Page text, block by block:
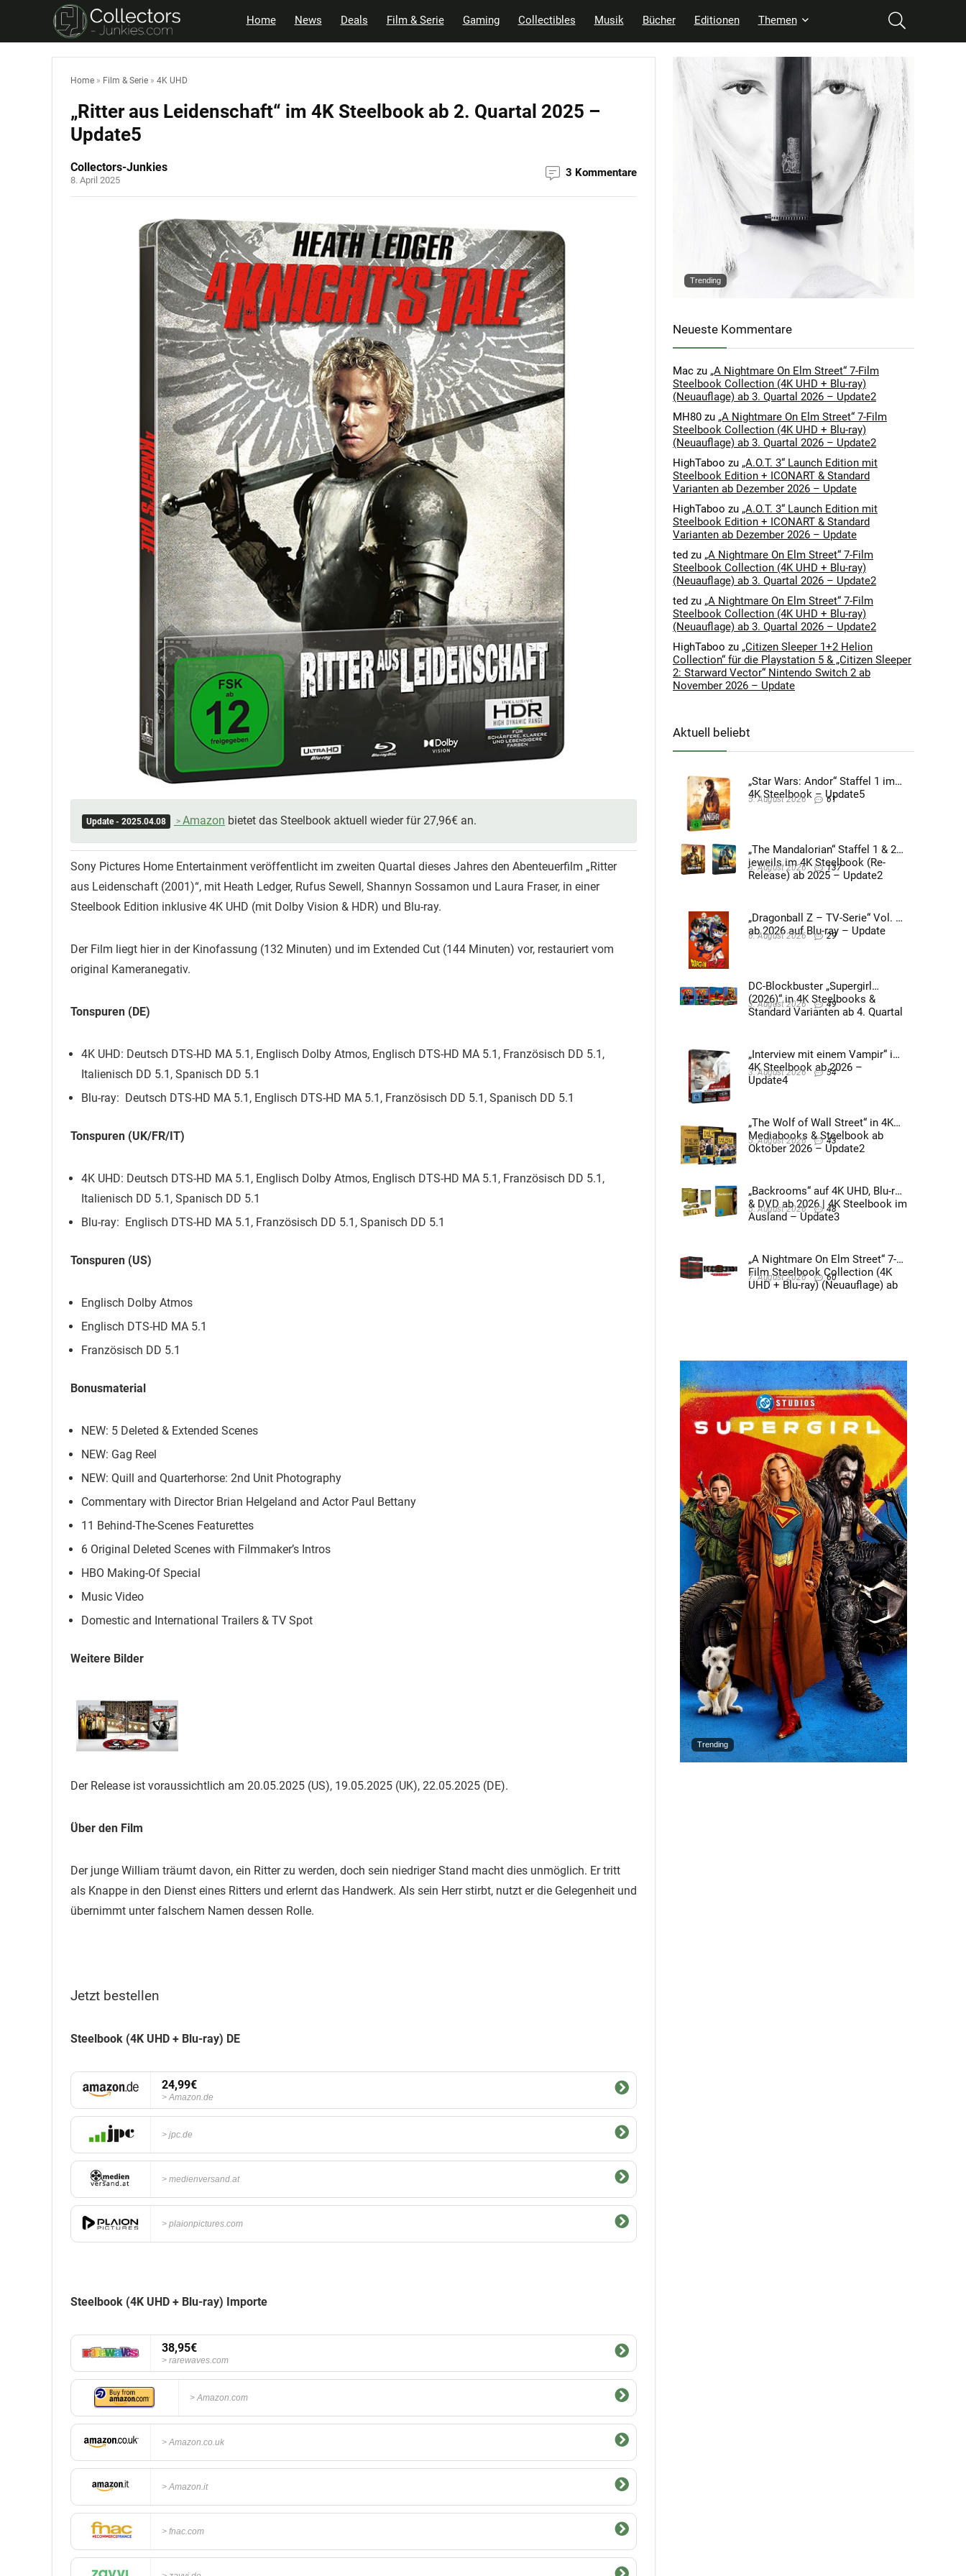
Home News Deals Film & Serie Gaming Collectibles Musik Bücher Editionen Themen
Home » Film & Serie » 4K UHD
„Ritter aus Leidenschaft“ im 4K Steelbook ab 2. Quartal 2025 –
Update5
Collectors-Junkies
8. April 2025
3 Kommentare
Update - 2025.04.08 Amazon bietet das Steelbook aktuell wieder für 27,96€ an.
Sony Pictures Home Entertainment veröffentlicht im zweiten Quartal dieses Jahres den Abenteuerfilm „Ritter
aus Leidenschaft (2001)“, mit Heath Ledger, Rufus Sewell, Shannyn Sossamon und Laura Fraser, in einer
Steelbook Edition inklusive 4K UHD (mit Dolby Vision & HDR) und Blu-ray.
Der Film liegt hier in der Kinofassung (132 Minuten) und im Extended Cut (144 Minuten) vor, restauriert vom
original Kameranegativ.
Tonspuren (DE)
4K UHD: Deutsch DTS-HD MA 5.1, Englisch Dolby Atmos, Englisch DTS-HD MA 5.1, Französisch DD 5.1,
Italienisch DD 5.1, Spanisch DD 5.1
Blu-ray: Deutsch DTS-HD MA 5.1, Englisch DTS-HD MA 5.1, Französisch DD 5.1, Spanisch DD 5.1
Tonspuren (UK/FR/IT)
4K UHD: Deutsch DTS-HD MA 5.1, Englisch Dolby Atmos, Englisch DTS-HD MA 5.1, Französisch DD 5.1,
Italienisch DD 5.1, Spanisch DD 5.1
Blu-ray: Englisch DTS-HD MA 5.1, Französisch DD 5.1, Spanisch DD 5.1
Tonspuren (US)
Englisch Dolby Atmos
Englisch DTS-HD MA 5.1
Französisch DD 5.1
Bonusmaterial
NEW: 5 Deleted & Extended Scenes
NEW: Gag Reel
NEW: Quill and Quarterhorse: 2nd Unit Photography
Commentary with Director Brian Helgeland and Actor Paul Bettany
11 Behind-The-Scenes Featurettes
6 Original Deleted Scenes with Filmmaker’s Intros
HBO Making-Of Special
Music Video
Domestic and International Trailers & TV Spot
Weitere Bilder
Der Release ist voraussichtlich am 20.05.2025 (US), 19.05.2025 (UK), 22.05.2025 (DE).
Über den Film
Der junge William träumt davon, ein Ritter zu werden, doch sein niedriger Stand macht dies unmöglich. Er tritt
als Knappe in den Dienst eines Ritters und erlernt das Handwerk. Als sein Herr stirbt, nutzt er die Gelegenheit und
übernimmt unter falschem Namen dessen Rolle.
Jetzt bestellen
Steelbook (4K UHD + Blu-ray) DE
24,99€
Amazon.de
jpc.de
medienversand.at
plaionpictures.com
Steelbook (4K UHD + Blu-ray) Importe
38,95€
rarewaves.com
Amazon.com
Amazon.co.uk
Amazon.it
fnac.com
Trending
Neueste Kommentare
Mac zu „A Nightmare On Elm Street“ 7-Film
Steelbook Collection (4K UHD + Blu-ray)
(Neuauflage) ab 3. Quartal 2026 – Update2
MH80 zu „A Nightmare On Elm Street“ 7-Film
Steelbook Collection (4K UHD + Blu-ray)
(Neuauflage) ab 3. Quartal 2026 – Update2
HighTaboo zu „A.O.T. 3“ Launch Edition mit
Steelbook Edition + ICONART & Standard
Varianten ab Dezember 2026 – Update
HighTaboo zu „A.O.T. 3“ Launch Edition mit
Steelbook Edition + ICONART & Standard
Varianten ab Dezember 2026 – Update
ted zu „A Nightmare On Elm Street“ 7-Film
Steelbook Collection (4K UHD + Blu-ray)
(Neuauflage) ab 3. Quartal 2026 – Update2
ted zu „A Nightmare On Elm Street“ 7-Film
Steelbook Collection (4K UHD + Blu-ray)
(Neuauflage) ab 3. Quartal 2026 – Update2
HighTaboo zu „Citizen Sleeper 1+2 Helion
Collection“ für die Playstation 5 & „Citizen Sleeper
2: Starward Vector“ Nintendo Switch 2 ab
November 2026 – Update
Aktuell beliebt
„Star Wars: Andor“ Staffel 1 im
4K Steelbook – Update5
5. August 2026 61
„The Mandalorian“ Staffel 1 & 2
jeweils im 4K Steelbook (Re-
Release) ab 2025 – Update2
5. August 2026 137
„Dragonball Z – TV-Serie“ Vol. 4
ab 2026 auf Blu-ray – Update
6. August 2026 29
DC-Blockbuster „Supergirl
(2026)“ in 4K Steelbooks &
Standard Varianten ab 4. Quartal
3. August 2026 49
„Interview mit einem Vampir“ im
4K Steelbook ab 2026 –
Update4
3. August 2026 54
„The Wolf of Wall Street“ in 4K
Mediabooks & Steelbook ab
Oktober 2026 – Update2
5. August 2026 43
„Backrooms“ auf 4K UHD, Blu-ray
& DVD ab 2026 | 4K Steelbook im
Ausland – Update3
5. August 2026 48
„A Nightmare On Elm Street“ 7-
Film Steelbook Collection (4K
UHD + Blu-ray) (Neuauflage) ab
7. August 2026 60
Trending